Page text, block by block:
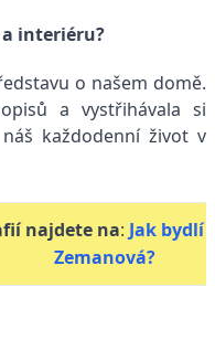
interiéru?
o našem domě.
a vystřihávala si
každodenní život v
najdete na: Jak bydlí
Zemanová?